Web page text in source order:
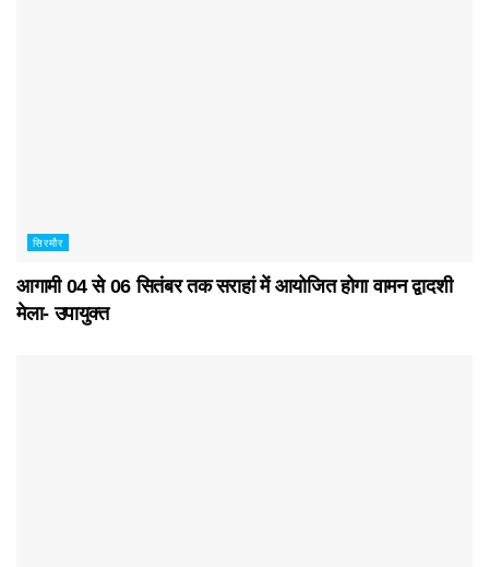
सिरमौर
आगामी 04 से 06 सितंबर तक सराहां में आयोजित होगा वामन द्वादशी
मेला- उपायुक्त